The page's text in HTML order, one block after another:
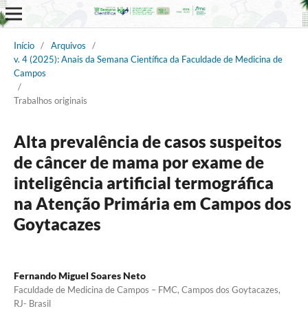
Início / Arquivos
/
v. 4 (2025): Anais da Semana Científica da Faculdade de Medicina de
Campos
/
Trabalhos originais
Alta prevalência de casos suspeitos
de câncer de mama por exame de
inteligência artificial termográfica
na Atenção Primária em Campos dos
Goytacazes
Fernando Miguel Soares Neto
Faculdade de Medicina de Campos – FMC, Campos dos Goytacazes,
RJ- Brasil